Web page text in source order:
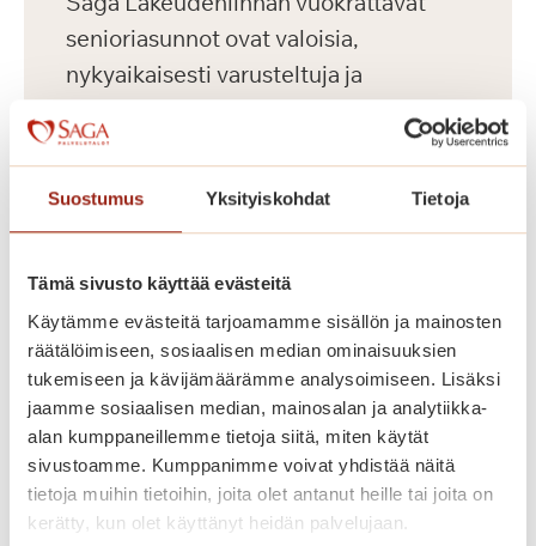
Suostumus Yksityiskohdat Tietoja
Tämä sivusto käyttää evästeitä
Käytämme evästeitä tarjoamamme sisällön ja mainosten
räätälöimiseen, sosiaalisen median ominaisuuksien
tukemiseen ja kävijämäärämme analysoimiseen. Lisäksi
jaamme sosiaalisen median, mainosalan ja analytiikka-
alan kumppaneillemme tietoja siitä, miten käytät
sivustoamme. Kumppanimme voivat yhdistää näitä
tietoja muihin tietoihin, joita olet antanut heille tai joita on
kerätty, kun olet käyttänyt heidän palvelujaan.
senioriasunnot ovat valoisia,
nykyaikaisesti varusteltuja ja
kodissa, jonka voit sisustaa makusi
ja tavaroillasi. Korkeatasoisissa
nykyaikainen keittiö sekä esteetön
kylpyhuone. Kauniisti sisustetuista
yleistiloista löytyvät kahvila, ravintola,
kirjasto, sauna- ja allasosasto sekä
kuntosali.
Katso vapaat senioriasunnot